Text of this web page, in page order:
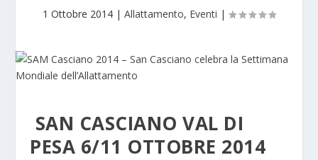
1 Ottobre 2014 | Allattamento, Eventi |
SAN CASCIANO VAL DI
PESA 6/11 OTTOBRE 2014